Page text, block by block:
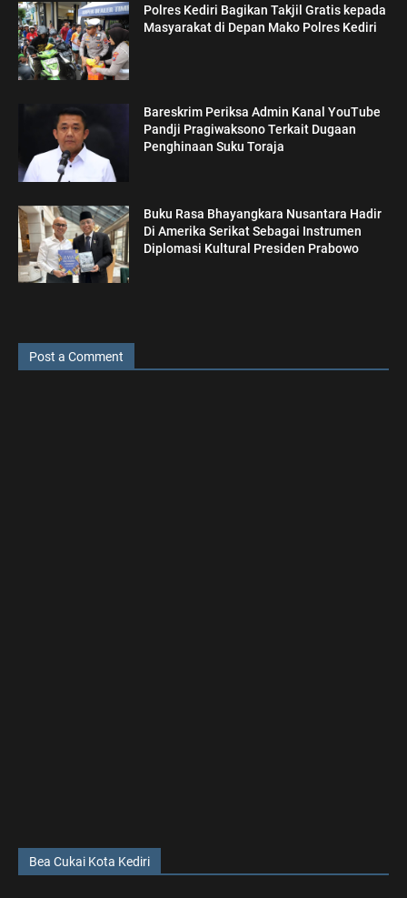
Polres Kediri Bagikan Takjil Gratis kepada
Masyarakat di Depan Mako Polres Kediri
Bareskrim Periksa Admin Kanal YouTube
Pandji Pragiwaksono Terkait Dugaan
Penghinaan Suku Toraja
Buku Rasa Bhayangkara Nusantara Hadir
Di Amerika Serikat Sebagai Instrumen
Diplomasi Kultural Presiden Prabowo
Post a Comment
Bea Cukai Kota Kediri